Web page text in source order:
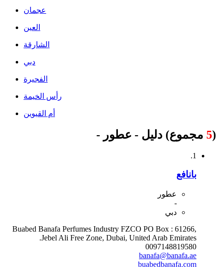
عجمان
العين
الشارقة
دبي
الفجيرة
رأس الخيمة
أم القيوين
(
5 مجموع) دليل - عطور -
1.
بانافع
عطور
-
دبي
Buabed Banafa Perfumes Industry FZCO PO Box : 61266,
Jebel Ali Free Zone, Dubai, United Arab Emirates.
0097148819580
banafa@banafa.ae
buabedbanafa.com